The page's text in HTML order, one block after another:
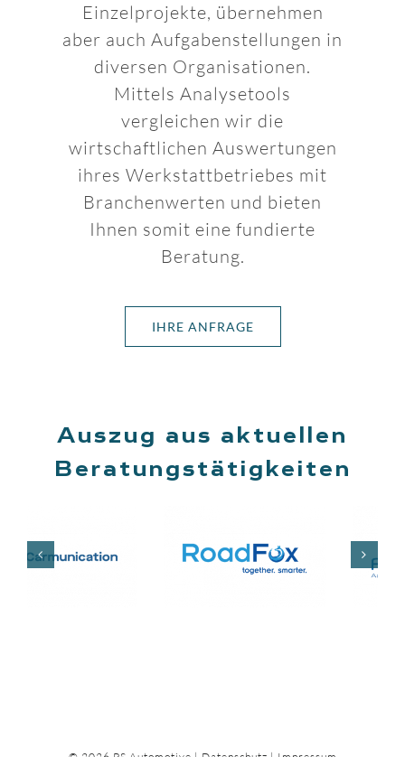
Einzelprojekte, übernehmen
aber auch Aufgabenstellungen in
diversen Organisationen.
Mittels Analysetools
vergleichen wir die
wirtschaftlichen Auswertungen
ihres Werkstattbetriebes mit
Branchenwerten und bieten
Ihnen somit eine fundierte
Beratung.
IHRE ANFRAGE
Auszug aus aktuellen
Beratungstätigkeiten